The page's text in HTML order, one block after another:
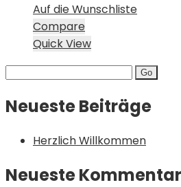
Auf die Wunschliste
Compare
Quick View
Search
Neueste Beiträge
Herzlich Willkommen
Neueste